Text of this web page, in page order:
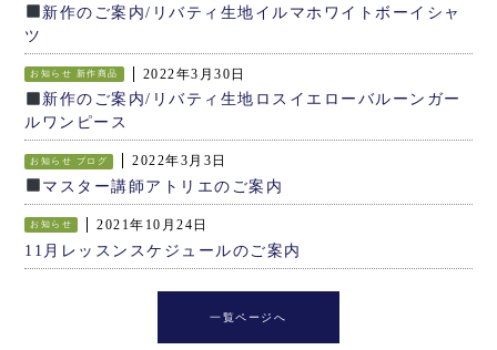
新作のご案内/リバティ生地イルマホワイトボーイシャ
ツ
お知らせ 新作商品 2022年3月30日
新作のご案内/リバティ生地ロスイエローバルーンガー
ルワンピース
お知らせ ブログ 2022年3月3日
マスター講師アトリエのご案内
お知らせ 2021年10月24日
11月レッスンスケジュールのご案内
一覧ページへ